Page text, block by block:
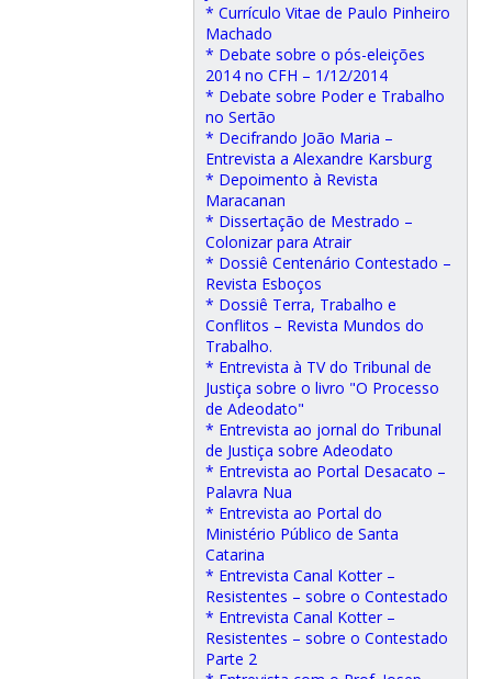
* Currículo Vitae de Paulo Pinheiro
Machado
* Debate sobre o pós-eleições
2014 no CFH – 1/12/2014
* Debate sobre Poder e Trabalho
no Sertão
* Decifrando João Maria –
Entrevista a Alexandre Karsburg
* Depoimento à Revista
Maracanan
* Dissertação de Mestrado –
Colonizar para Atrair
* Dossiê Centenário Contestado –
Revista Esboços
* Dossiê Terra, Trabalho e
Conflitos – Revista Mundos do
Trabalho.
* Entrevista à TV do Tribunal de
Justiça sobre o livro "O Processo
de Adeodato"
* Entrevista ao jornal do Tribunal
de Justiça sobre Adeodato
* Entrevista ao Portal Desacato –
Palavra Nua
* Entrevista ao Portal do
Ministério Público de Santa
Catarina
* Entrevista Canal Kotter –
Resistentes – sobre o Contestado
* Entrevista Canal Kotter –
Resistentes – sobre o Contestado
Parte 2